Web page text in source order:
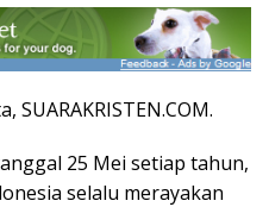
SUARAKRISTEN.COM.
25 Mei setiap tahun,
selalu merayakan